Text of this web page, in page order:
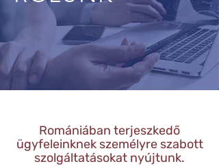
Romániában terjeszkedő
ügyfeleinknek személyre szabott
szolgáltatásokat nyújtunk.